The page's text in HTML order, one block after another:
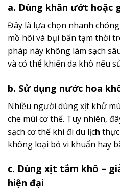
a. Dùng khăn ướt hoặc
Đây là lựa chọn nhanh
mồ hôi và bụi bẩn tạm thời
pháp này không làm sạch
và có thể khiến da khô nếu
b. Sử dụng nước hoa
Nhiều người dùng xịt khử
che mùi cơ thể. Tuy nhiên,
sạch cơ thể khi đi du lịch
không loại bỏ vi khuẩn hay
c. Dùng xịt tắm khô –
hiện đại